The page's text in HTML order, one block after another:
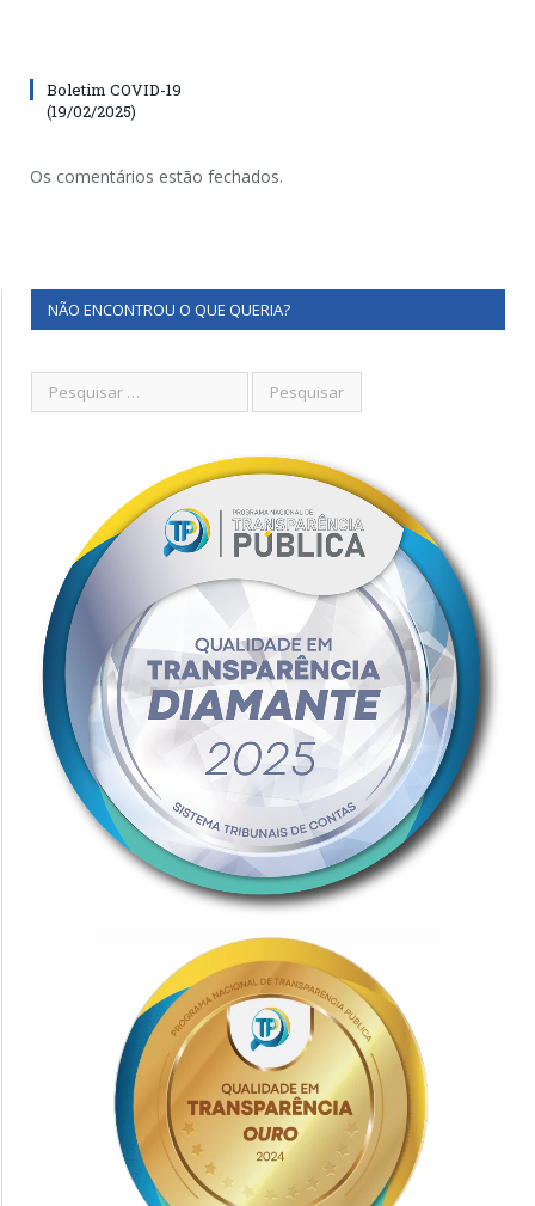
Boletim COVID-19
(19/02/2025)
Os comentários estão fechados.
NÃO ENCONTROU O QUE QUERIA?